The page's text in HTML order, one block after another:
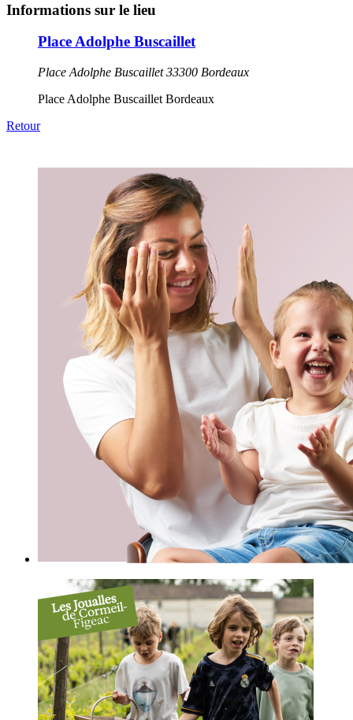
Informations sur le lieu
Place Adolphe Buscaillet
Place Adolphe Buscaillet 33300 Bordeaux
Place Adolphe Buscaillet Bordeaux
Retour